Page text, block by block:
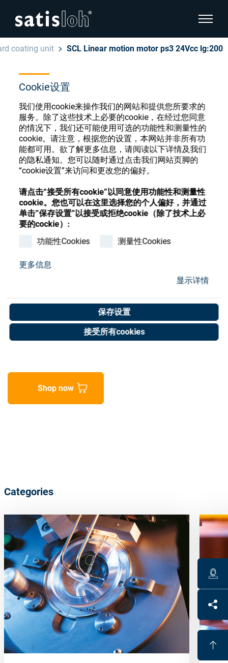
Cookie设置
我们使用cookie来操作我们的网站和提供您所要求的
服务。除了这些技术上必要的cookie，在经过您同意
的情况下，我们还可能使用可选的功能性和测量性的
cookie。请注意，根据您的设置，本网站并非所有功
能都可用。欲了解更多信息，请阅读以下详情及我们
的隐私通知。您可以随时通过点击我们网站页脚的
“cookie设置”来访问和更改您的偏好。
请点击“接受所有cookie”以同意使用功能性和测量性
cookie。您也可以在这里选择您的个人偏好，并通过
单击”保存设置”以接受或拒绝cookie（除了技术上必
要的cockie）:
功能性Cookies
测量性Cookies
更多信息
显示详情
保存设置
接受所有cookies
显示页
汉语
眼镜光学
精密光学
我们是谁
加入我们
隐藏页面导航
English
Deutsch
Español
Français
coating unit SCL Linear motion motor ps3 24Vcc lg:200
眼镜光学耗材商店
注册或登录以访问您的帐户，并了解我们的各
种眼镜光学耗材
注册 登录
SCL Linear motion motor
ps3 24Vcc lg:200
Art. No. 20059226
Unit of measure : Piece
Shop now
Categories